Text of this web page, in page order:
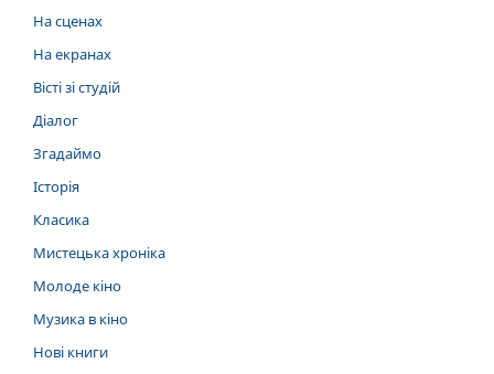
На сценах
На екранах
Вісті зі студій
Діалог
Згадаймо
Історія
Класика
Мистецька хроніка
Молоде кіно
Музика в кіно
Нові книги